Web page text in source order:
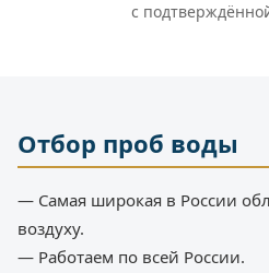
с
Отбор проб воды
— Самая широкая в России
воздуху.
— Работаем по всей России.